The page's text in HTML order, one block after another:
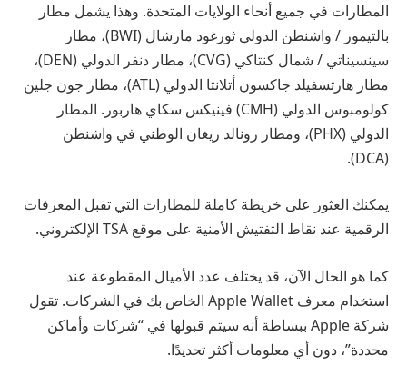
المطارات في جميع أنحاء الولايات المتحدة. وهذا يشمل مطار
بالتيمور / واشنطن الدولي ثورغود مارشال (BWI)، مطار
سينسيناتي / شمال كنتاكي (CVG)، مطار دنفر الدولي (DEN)،
مطار هارتسفيلد جاكسون أتلانتا الدولي (ATL)، مطار جون جلين
كولومبوس الدولي (CMH) فينيكس سكاي هاربور. المطار
الدولي (PHX)، ومطار رونالد ريغان الوطني في واشنطن
(DCA).
يمكنك العثور على خريطة كاملة للمطارات التي تقبل المعرفات
الرقمية عند نقاط التفتيش الأمنية على موقع TSA الإلكتروني.
كما هو الحال الآن، قد يختلف عدد الأميال المقطوعة عند
استخدام معرف Apple Wallet الخاص بك في الشركات. تقول
شركة Apple ببساطة أنه سيتم قبولها في “شركات وأماكن
محددة”، دون أي معلومات أكثر تحديدًا.